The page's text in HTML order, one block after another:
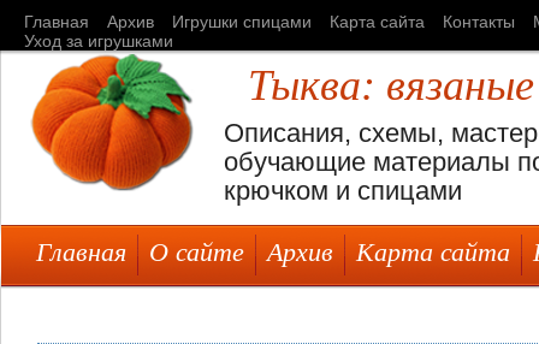
Главная Архив Игрушки спицами Карта сайта Контакты
Уход за игрушками
Тыква:
Описания, схемы,
обучающие материалы
крючком и спицами
Главная О сайте Архив Карта сайта